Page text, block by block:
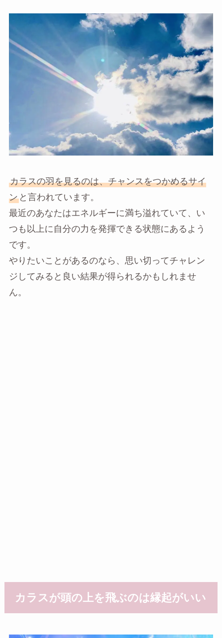
カラスの羽を見るのは、チャンスをつかめるサイ
ンと言われています。
最近のあなたはエネルギーに満ち溢れていて、い
つも以上に自分の力を発揮できる状態にあるよう
です。
やりたいことがあるのなら、思い切ってチャレン
ジしてみると良い結果が得られるかもしれませ
ん。
カラスが頭の上を飛ぶのは縁起がいい